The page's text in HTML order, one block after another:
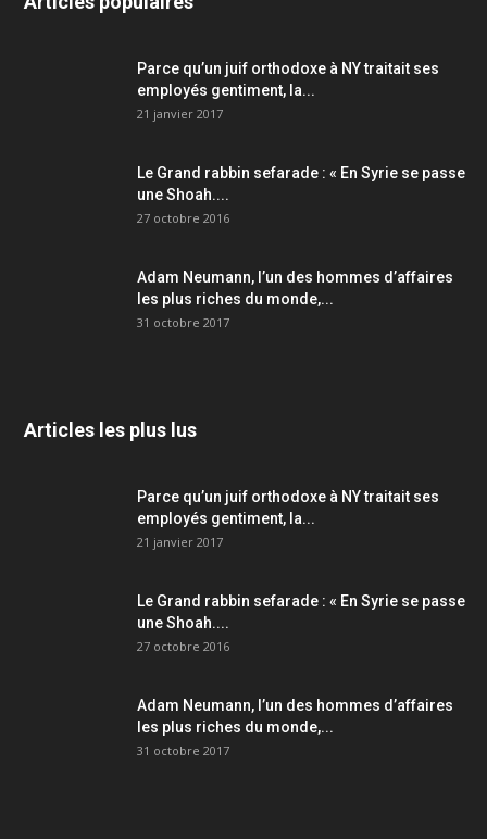
Parce qu’un juif orthodoxe à NY traitait ses
employés gentiment, la...
21 janvier 2017
Le Grand rabbin sefarade : « En Syrie se passe
une Shoah....
27 octobre 2016
Adam Neumann, l’un des hommes d’affaires
les plus riches du monde,...
31 octobre 2017
Articles les plus lus
Parce qu’un juif orthodoxe à NY traitait ses
employés gentiment, la...
21 janvier 2017
Le Grand rabbin sefarade : « En Syrie se passe
une Shoah....
27 octobre 2016
Adam Neumann, l’un des hommes d’affaires
les plus riches du monde,...
31 octobre 2017